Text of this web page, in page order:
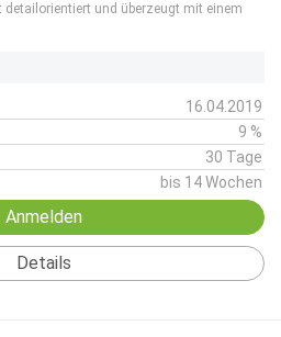
und überzeugt mit einem
16.04.2019
9 %
30 Tage
bis 14 Wochen
Anmelden
Details